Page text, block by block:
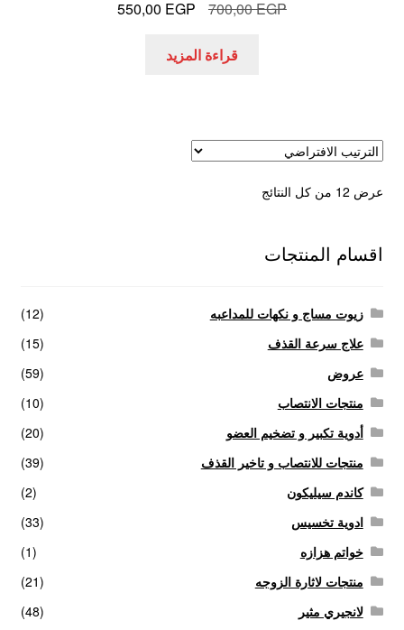
700,00EGP
السعر
هو:
550,00 EGP
السعر
قراءة المزيد
عرض ⁦12⁩ من كل النتائج
اقسام المنتجات
زيوت مساج و نكهات للمداعبه
(12)
علاج سرعة القذف
(15)
عروض
(59)
منتجات الانتصاب
(10)
أدوية تكبير و تضخيم العضو
(20)
منتجات للانتصاب و تاخير القذف
(39)
كاندم سيليكون
(2)
ادوية تخسيس
(33)
خواتم هزازه
(1)
منتجات لاثارة الزوجه
(21)
لانجيري مثير
(48)